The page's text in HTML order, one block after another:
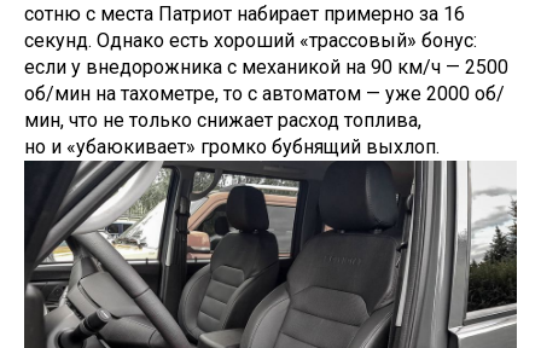
сотню с места Патриот набирает примерно за 16
секунд. Однако есть хороший «трассовый» бонус:
если у внедорожника с механикой на 90 км/ч — 2500
об/мин на тахометре, то с автоматом — уже 2000 об/
мин, что не только снижает расход топлива,
но и «убаюкивает» громко бубнящий выхлоп.